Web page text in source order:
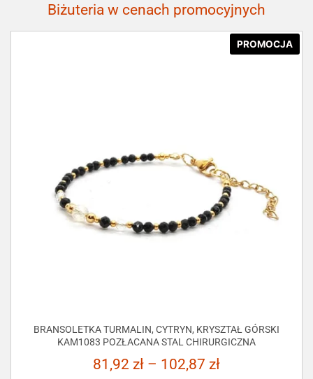
Biżuteria w cenach promocyjnych
PROMOCJA
BRANSOLETKA TURMALIN, CYTRYN, KRYSZTAŁ GÓRSKI
KAM1083 POZŁACANA STAL CHIRURGICZNA
81,92 zł – 102,87 zł